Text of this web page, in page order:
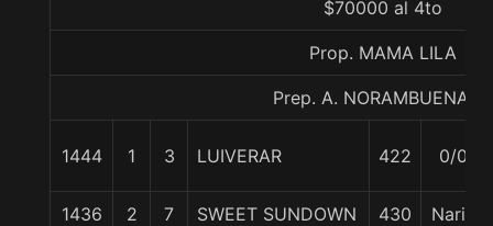
$70000 al 4to
Prop. MAMA LILA
Prep. A. NORAMBUENA G.
1444 1 3 LUIVERAR 422 0/0
1436 2 7 SWEET SUNDOWN 430 Nariz